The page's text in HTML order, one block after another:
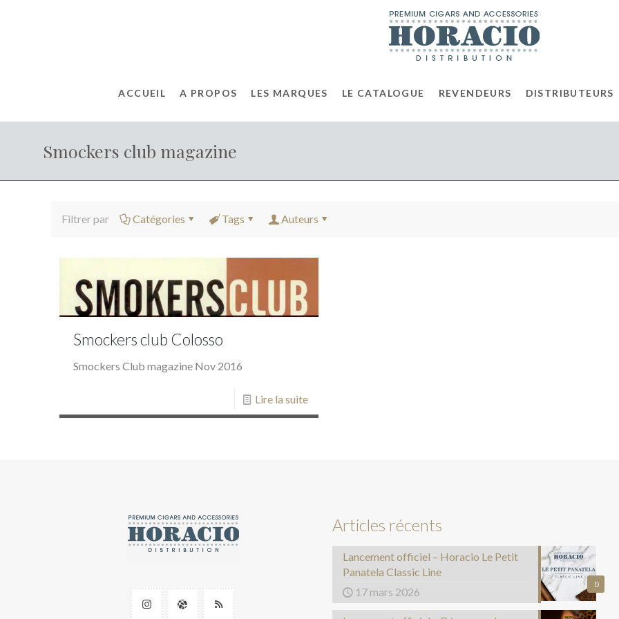
ACCUEIL A PROPOS LES MARQUES LE CATALOGUE REVENDEURS DISTRIBUTEURS
Smockers club magazine
Filtrer par Catégories Tags Auteurs
Smockers club Colosso
Smockers Club magazine Nov 2016
Lire la suite
Articles récents
0
Lancement officiel – Horacio Le Petit
Panatela Classic Line
17 mars 2026